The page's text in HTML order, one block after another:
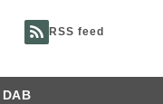
RSS feed
DAB